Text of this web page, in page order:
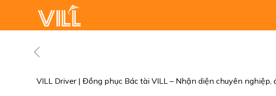
VILL Driver | Đồng phục Bác tài VILL – Nhận diện chuyên nghiệp,